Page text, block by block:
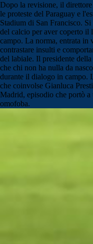
Dopo la revisione, il
le proteste del Paraguay e
Stadium di San Francisco.
del calcio per aver coperto il
campo. La norma, entrata in
contrastare insulti e
del labiale. Il presidente
che chi non ha nulla da
durante il dialogo in campo.
che coinvolse Gianluca
Madrid, episodio che portò a
omofoba.